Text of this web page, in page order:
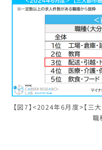
【図7】<2024年6月度>【三
職